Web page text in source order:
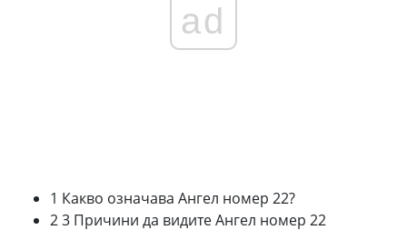
ad
1 Какво означава Ангел номер 22?
2 3 Причини да видите Ангел номер 22